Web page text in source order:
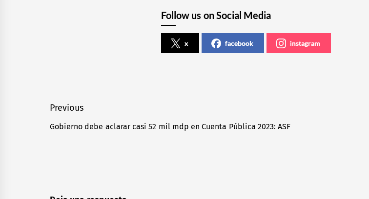
Follow us on Social Media
x facebook instagram
Navegación
de
Previous
Previous
Gobierno debe aclarar casi 52 mil mdp en Cuenta Pública 2023: ASF